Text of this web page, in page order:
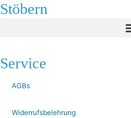
Stöbern
Service
AGBs
Widerrufsbelehrung